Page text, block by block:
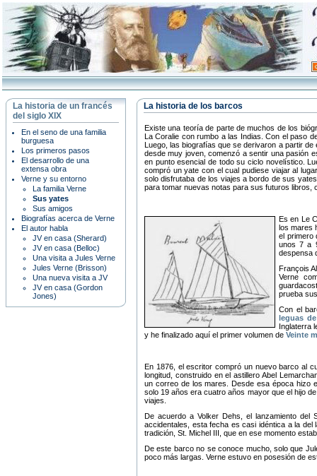
La historia de un francés
del siglo XIX
En el seno de una familia
burguesa
Los primeros pasos
El desarrollo de una
extensa obra
Verne y su entorno
La familia Verne
Sus yates
Sus amigos
Biografías acerca de Verne
El autor habla
JV en casa (Sherard)
JV en casa (Belloc)
Una visita a Jules Verne
Jules Verne (Brisson)
Una nueva visita a JV
JV en casa (Gordon
Jones)
La historia de los barcos
Existe una teoría de parte de muchos de los
La Coralie con rumbo a las Indias. Con el paso
Luego, las biografías que se derivaron a partir
desde muy joven, comenzó a sentir una pasión
en punto esencial de todo su ciclo novelístico.
compró un yate con el cual pudiese viajar al
solo disfrutaba de los viajes a bordo de sus
para tomar nuevas notas para sus futuros libros,
Es en Le
los mares
el primero
unos 7 a
despensa
François
Verne
prueba
Con el
leguas
Inglaterra
y he finalizado aquí el primer volumen de Veinte
En 1876, el escritor compró un nuevo barco al
longitud, construido en el astillero Abel
un correo de los mares. Desde esa época hizo
solo 19 años era cuatro años mayor que el hijo
viajes.
De acuerdo a Volker Dehs, el lanzamiento
accidentales, esta fecha es casi idéntica a la del
tradición, St. Michel III, que en ese momento
De este barco no se conoce mucho, solo que
poco más largas. Verne estuvo en posesión de